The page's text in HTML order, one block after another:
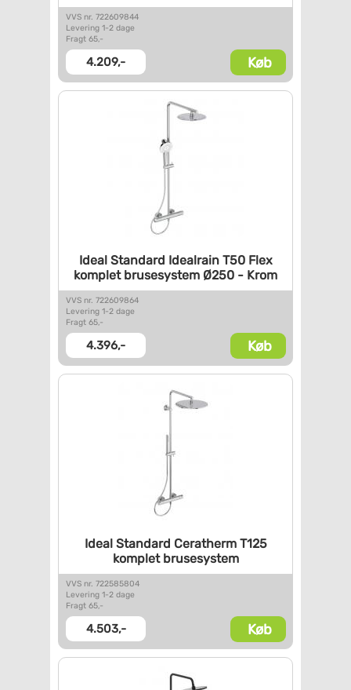
VVS nr. 722609844
Levering 1-2 dage
Fragt 65,-
4.209,- Køb
Ideal Standard Idealrain T50Flex
komplet brusesystem Ø250 - Krom
VVS nr. 722609864
Levering 1-2 dage
Fragt 65,-
4.396,- Køb
Ideal Standard Ceratherm T125
komplet brusesystem
VVS nr. 722585804
Levering 1-2 dage
Fragt 65,-
4.503,- Køb